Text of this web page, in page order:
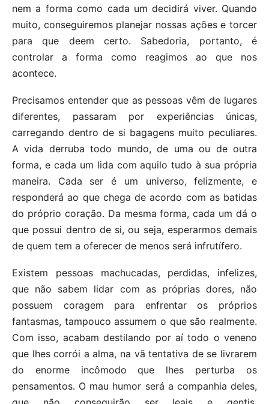
nem a forma como cada um decidirá viver. Quando
muito, conseguiremos planejar nossas ações e torcer
para que deem certo. Sabedoria, portanto, é
controlar a forma como reagimos ao que nos
acontece.
Precisamos entender que as pessoas vêm de lugares
diferentes, passaram por experiências únicas,
carregando dentro de si bagagens muito peculiares.
A vida derruba todo mundo, de uma ou de outra
forma, e cada um lida com aquilo tudo à sua própria
maneira. Cada ser é um universo, felizmente, e
responderá ao que chega de acordo com as batidas
do próprio coração. Da mesma forma, cada um dá o
que possui dentro de si, ou seja, esperarmos demais
de quem tem a oferecer de menos será infrutífero.
Existem pessoas machucadas, perdidas, infelizes,
que não sabem lidar com as próprias dores, não
possuem coragem para enfrentar os próprios
fantasmas, tampouco assumem o que são realmente.
Com isso, acabam destilando por aí todo o veneno
que lhes corrói a alma, na vã tentativa de se livrarem
do enorme incômodo que lhes perturba os
pensamentos. O mau humor será a companhia deles,